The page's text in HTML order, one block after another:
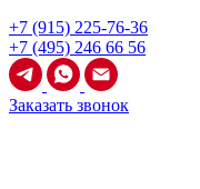
+7 (915) 225-76-36
+7 (495) 246 66 56
Заказать звонок